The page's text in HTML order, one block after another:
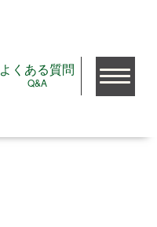
よくある質問
Q&A